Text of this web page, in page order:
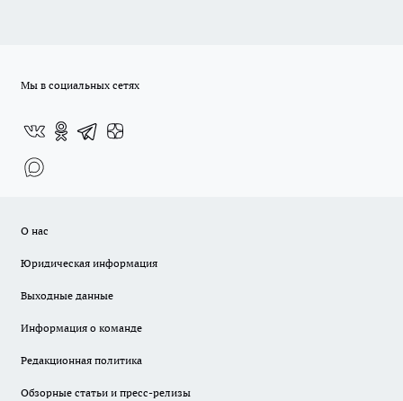
Мы в социальных сетях
О нас
Юридическая информация
Выходные данные
Информация о команде
Редакционная политика
Обзорные статьи и пресс-релизы